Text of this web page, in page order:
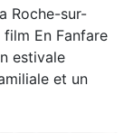
Roche-sur-
En Fanfare
estivale
et un